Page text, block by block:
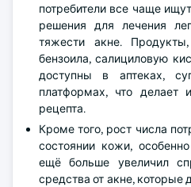
потребители все чаще
решения для лечения
тяжести акне.
бензоила, салициловую
доступны в аптеках,
платформах, что делает
рецепта.
Кроме того, рост числа
состоянии кожи,
ещё больше увеличил
средства от акне,